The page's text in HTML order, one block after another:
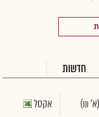
חדשות
(א' ₪) אקסל